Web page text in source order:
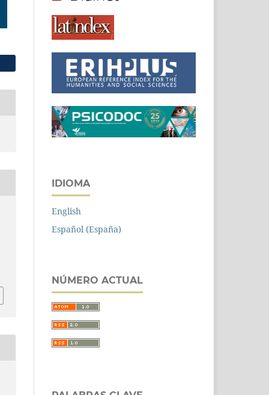
IDIOMA
English
Español (España)
NÚMERO ACTUAL